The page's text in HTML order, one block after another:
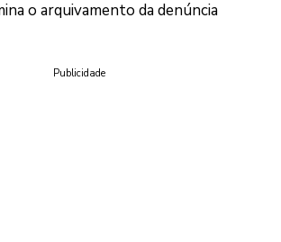
o arquivamento da denúncia
Publicidade